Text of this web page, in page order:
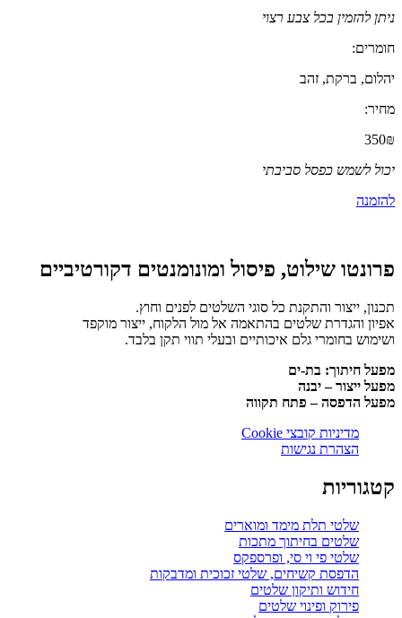
ניתן להזמין בכל צבע רצוי
חומרים:
יהלום, ברקת, זהב
מחיר:
350₪
יכול לשמש כפסל סביבתי
להזמנה
פרונטו שילוט, פיסול ומונומנטים דקורטיביים
תכנון, ייצור והתקנת כל סוגי השלטים לפנים וחוץ.
אפיון והגדרת שלטים בהתאמה אל מול הלקוח, ייצור מוקפד
ושימוש בחומרי גלם איכותיים ובעלי תווי תקן בלבד.
מפעל חיתוך: בת-ים
מפעל ייצור – יבנה
מפעל הדפסה – פתח תקווה
מדיניות קובצי Cookie
הצהרת נגישות
קטגוריות
שלטי תלת מימד ומוארים
שלטים בחיתוך מתכות
שלטי פי וי סי, ופרספקס
הדפסת קשיחים, שלטי זכוכית ומדבקות
חידוש ותיקון שלטים
פירוק ופינוי שלטים